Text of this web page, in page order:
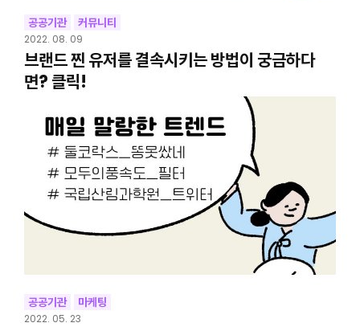
공공기관 커뮤니티
2022. 08. 09
브랜드 찐 유저를 결속시키는 방법이 궁금하다
면? 클릭!
공공기관 마케팅
2022. 05. 23